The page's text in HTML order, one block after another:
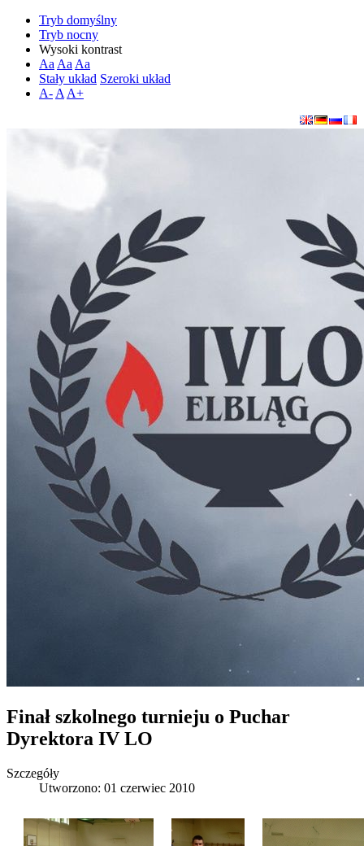
Tryb domyślny
Tryb nocny
Wysoki kontrast
Aa Aa Aa
Stały układ Szeroki układ
A- A A+
Finał szkolnego turnieju o Puchar
Dyrektora IV LO
Szczegóły
Utworzono: 01 czerwiec 2010